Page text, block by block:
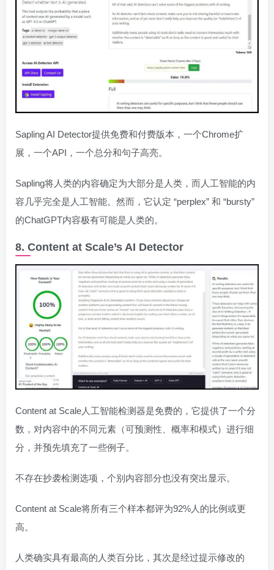
Sapling AI Detector提供免费和付费版本，一个Chrome扩
展，一个API，一个总分和句子高亮。
Sapling将人类的内容确定为大部分是人类，而人工智能的内
容几乎完全是人工智能。然而，它认定 “perplex” 和 “bursty”
的ChatGPT内容极有可能是人类的。
8. Content at Scale’s AI Detector
Content at Scale人工智能检测器是免费的，它提供了一个分
数，对内容中的不同元素（可预测性、概率和模式）进行细
分，并预先填充了一些例子。
不存在抄袭检测选项，个别内容部分也没有突出显示。
Content at Scale将所有三个样本都评为92%人的比例或更
高。
人类确实具有最高的人类百分比，其次是经过提示修改的